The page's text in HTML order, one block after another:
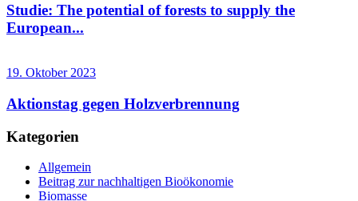
Studie: The potential of forests to supply the
European...
19. Oktober 2023
Aktionstag gegen Holzverbrennung
Kategorien
Allgemein
Beitrag zur nachhaltigen Bioökonomie
Biomasse